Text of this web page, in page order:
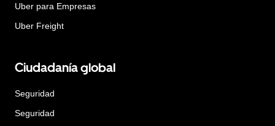
Uber para Empresas
Uber Freight
Ciudadanía global
Seguridad
Seguridad